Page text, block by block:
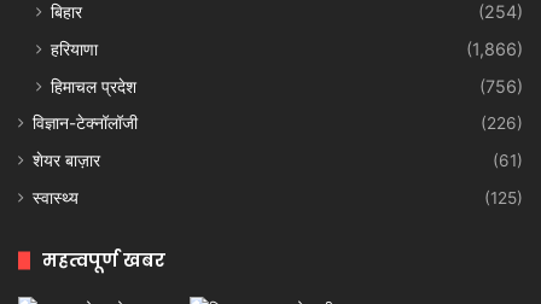
बिहार
(254)
हरियाणा
(1,866)
हिमाचल प्रदेश
(756)
विज्ञान-टेक्नॉलॉजी
(226)
शेयर बाज़ार
(61)
स्वास्थ्य
(125)
महत्वपूर्ण खबर